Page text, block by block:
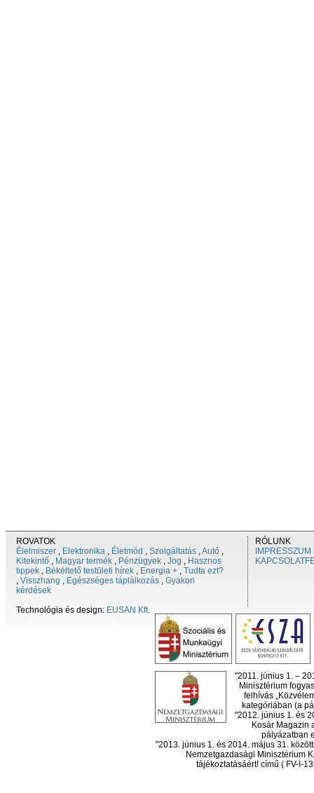
ROVATOK
Élelmiszer , Elektronika , Életmód , Szolgáltatás ,Autó ,
Kitekintő , Magyar termék , Pénzügyek , Jog , Hasznos
tippek , Békéltető testületi hírek , Energia + , Tudta ezt?
, Visszhang , Egészséges táplálkozás , Gyakori
kérdések
Technológia és design: EUSAN Kft.
RÓLUNK
IMPRESSZUM
"2011. június 1. –
Minisztérium
felhívás
kategóriában (a
"2012. június 1. és
Kosár Magazin
pályázatban
"2013. június 1. és 2014. május 31.
Nemzetgazdasági Minisztérium
tájékoztatásáért! című ( FV-I-